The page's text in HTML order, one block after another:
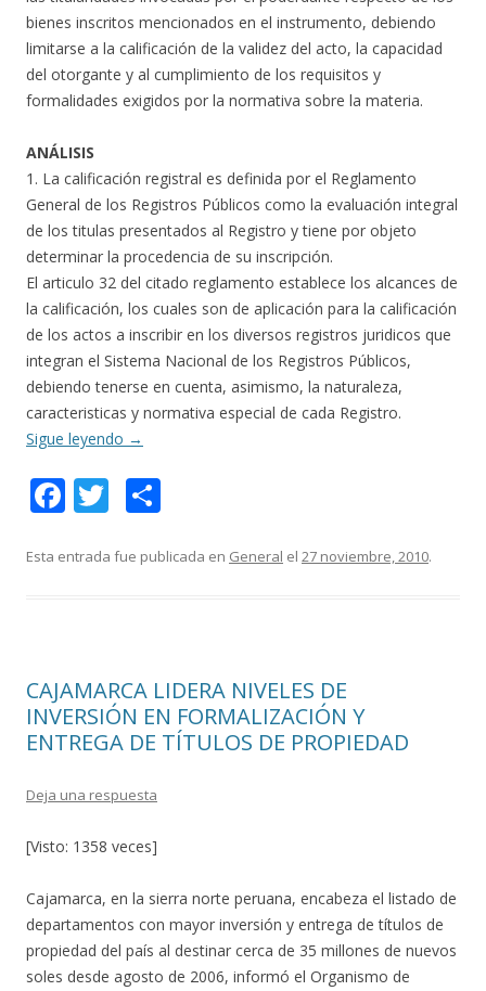
bienes inscritos mencionados en el instrumento, debiendo
limitarse a la calificación de la validez del acto, la capacidad
del otorgante y al cumplimiento de los requisitos y
formalidades exigidos por la normativa sobre la materia.
ANÁLISIS
1. La calificación registral es definida por el Reglamento
General de los Registros Públicos como la evaluación integral
de los titulas presentados al Registro y tiene por objeto
determinar la procedencia de su inscripción.
El articulo 32 del citado reglamento establece los alcances de
la calificación, los cuales son de aplicación para la calificación
de los actos a inscribir en los diversos registros juridicos que
integran el Sistema Nacional de los Registros Públicos,
debiendo tenerse en cuenta, asimismo, la naturaleza,
caracteristicas y normativa especial de cada Registro.
Sigue leyendo →
F
e
k
T
itt m
r
Esta entrada fue publicada en General el 27 noviembre, 2010.
CAJAMARCA LIDERA NIVELES DE
INVERSIÓN EN FORMALIZACIÓN Y
ENTREGA DE TÍTULOS DE PROPIEDAD
Deja una respuesta
[Visto: 1358 veces]
Cajamarca, en la sierra norte peruana, encabeza el listado de
departamentos con mayor inversión y entrega de títulos de
propiedad del país al destinar cerca de 35 millones de nuevos
soles desde agosto de 2006, informó el Organismo de